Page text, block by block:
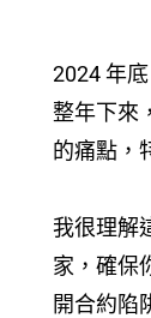
2024 年
整年下來
的痛點，
我很理解
家，確保
開合約陷